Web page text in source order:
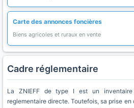
Carte des annonces foncières
Biens agricoles et ruraux en vente
Cadre réglementaire
La ZNIEFF de type I est un inventaire
reglementaire directe. Toutefois, sa prise